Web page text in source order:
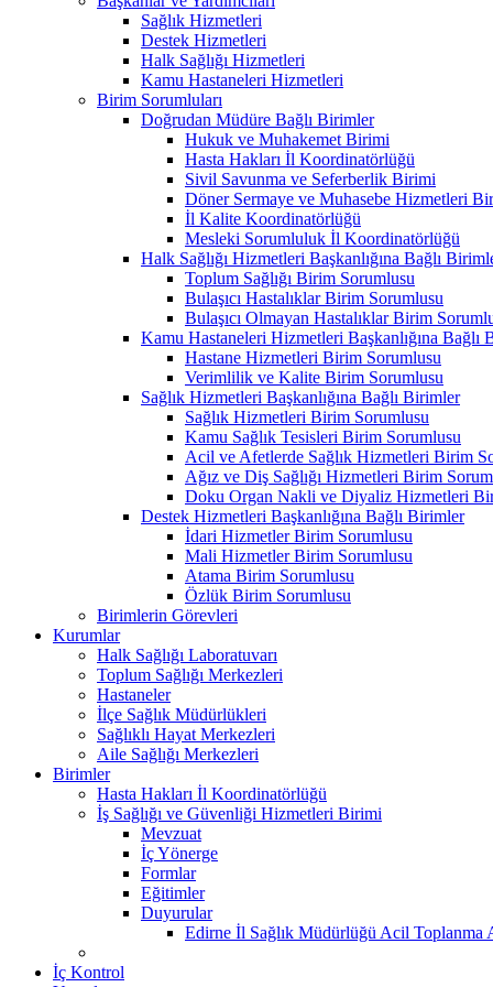
Sağlık Hizmetleri
Destek Hizmetleri
Halk Sağlığı Hizmetleri
Kamu Hastaneleri Hizmetleri
Birim Sorumluları
Doğrudan Müdüre Bağlı Birimler
Hukuk ve Muhakemet Birimi
Hasta Hakları İl Koordinatörlüğü
Sivil Savunma ve Seferberlik Birimi
Döner Sermaye ve Muhasebe Hizmetleri
İl Kalite Koordinatörlüğü
Mesleki Sorumluluk İl Koordinatörlüğü
Halk Sağlığı Hizmetleri Başkanlığına Bağlı
Toplum Sağlığı Birim Sorumlusu
Bulaşıcı Hastalıklar Birim Sorumlusu
Bulaşıcı Olmayan Hastalıklar Birim
Kamu Hastaneleri Hizmetleri Başkanlığına Bağlı
Hastane Hizmetleri Birim Sorumlusu
Verimlilik ve Kalite Birim Sorumlusu
Sağlık Hizmetleri Başkanlığına Bağlı Birimler
Sağlık Hizmetleri Birim Sorumlusu
Kamu Sağlık Tesisleri Birim Sorumlusu
Acil ve Afetlerde Sağlık Hizmetleri Birim
Ağız ve Diş Sağlığı Hizmetleri Birim
Doku Organ Nakli ve Diyaliz Hizmetleri
Destek Hizmetleri Başkanlığına Bağlı Birimler
İdari Hizmetler Birim Sorumlusu
Mali Hizmetler Birim Sorumlusu
Atama Birim Sorumlusu
Özlük Birim Sorumlusu
Birimlerin Görevleri
Kurumlar
Halk Sağlığı Laboratuvarı
Toplum Sağlığı Merkezleri
Hastaneler
İlçe Sağlık Müdürlükleri
Sağlıklı Hayat Merkezleri
Aile Sağlığı Merkezleri
Birimler
Hasta Hakları İl Koordinatörlüğü
İş Sağlığı ve Güvenliği Hizmetleri Birimi
Mevzuat
İç Yönerge
Formlar
Eğitimler
Duyurular
Edirne İl Sağlık Müdürlüğü Acil Toplanma
İç Kontrol